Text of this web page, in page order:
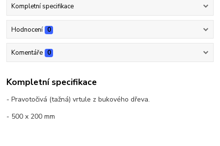
Kompletní specifikace
Hodnocení 0
Komentáře 0
Kompletní specifikace
- Pravotočivá (tažná) vrtule z bukového dřeva.
- 500 x 200 mm